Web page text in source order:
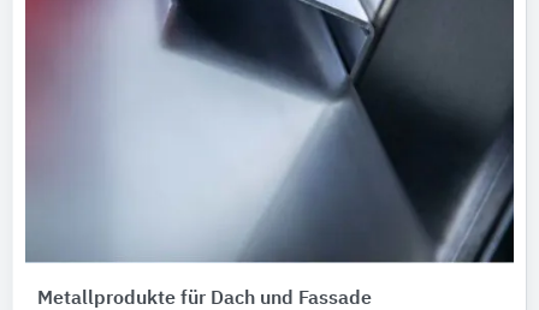
Metallprodukte für Dach und Fassade